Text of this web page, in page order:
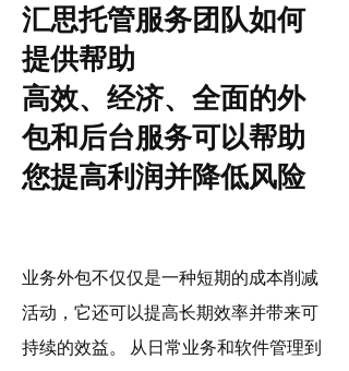
汇思托管服务团队如何
提供帮助
高效、经济、全面的外
包和后台服务可以帮助
您提高利润并降低风险
业务外包不仅仅是一种短期的成本削减
活动，它还可以提高长期效率并带来可
持续的效益。 从日常业务和软件管理到